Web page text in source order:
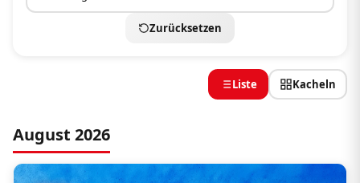
Zurücksetzen
Liste Kacheln
August 2026